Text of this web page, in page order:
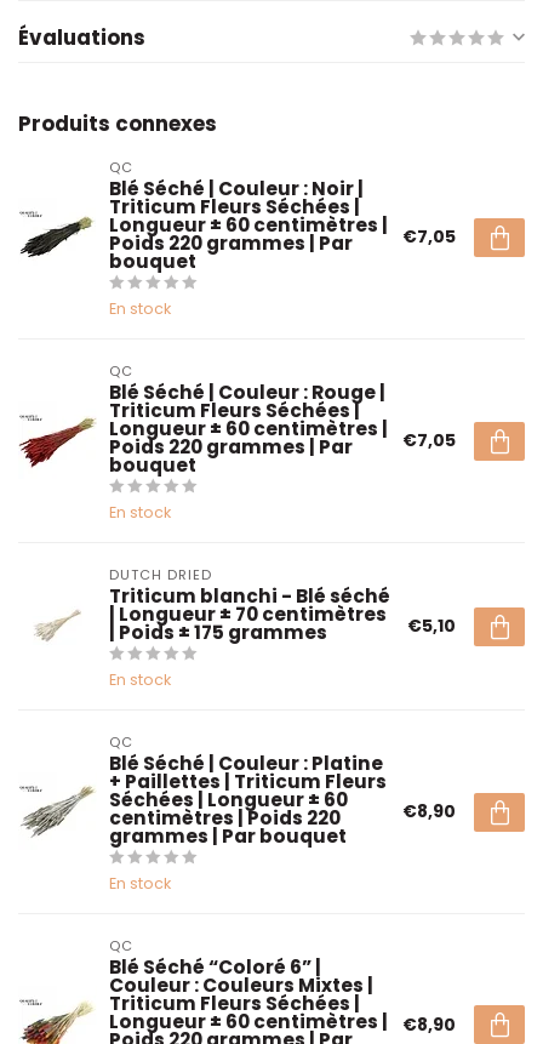
Évaluations
Produits connexes
QC
Blé Séché | Couleur : Noir |
Triticum Fleurs Séchées |
Longueur ± 60 centimètres |
Poids 220 grammes | Par
bouquet
En stock
€7,05
QC
Blé Séché | Couleur : Rouge |
Triticum Fleurs Séchées |
Longueur ± 60 centimètres |
Poids 220 grammes | Par
bouquet
En stock
€7,05
DUTCH DRIED
Triticum blanchi - Blé séché
| Longueur ± 70 centimètres
| Poids ± 175 grammes
En stock
€5,10
QC
Blé Séché | Couleur : Platine
+ Paillettes | Triticum Fleurs
Séchées | Longueur ± 60
centimètres | Poids 220
grammes | Par bouquet
En stock
€8,90
QC
Blé Séché “Coloré 6” |
Couleur : Couleurs Mixtes |
Triticum Fleurs Séchées |
Longueur ± 60 centimètres | €8,90